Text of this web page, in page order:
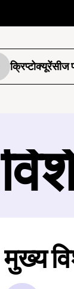
क्रिप्टोक्यूरेंसीज
मुख्य